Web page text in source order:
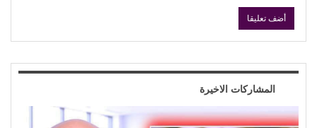
المشاركات الاخيرة